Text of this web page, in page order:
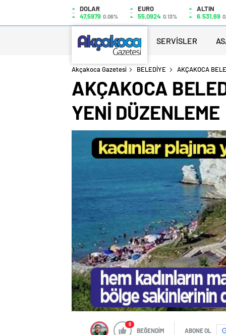
DOLAR
47,5979 0.06%
EURO
55,0924 0.13%
ALTIN
6.531,69
SERVİSLER
Akçakoca Gazetesi BELEDİYE AKÇAKOCA
AKÇAKOCA
YENİ DÜZENLEME
0
BEĞENDİM ABONE OL